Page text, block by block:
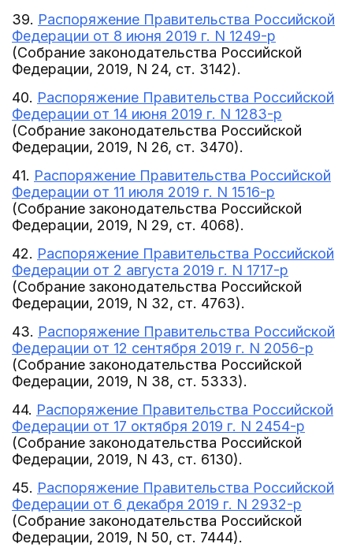
39. Распоряжение Правительства Российской
Федерации от 8 июня 2019 г. N 1249-р
(Собрание законодательства Российской
Федерации, 2019, N 24, ст. 3142).
40. Распоряжение Правительства Российской
Федерации от 14 июня 2019 г. N 1283-р
(Собрание законодательства Российской
Федерации, 2019, N 26, ст. 3470).
41. Распоряжение Правительства Российской
Федерации от 11 июля 2019 г. N 1516-р
(Собрание законодательства Российской
Федерации, 2019, N 29, ст. 4068).
42. Распоряжение Правительства Российской
Федерации от 2 августа 2019 г. N 1717-р
(Собрание законодательства Российской
Федерации, 2019, N 32, ст. 4763).
43. Распоряжение Правительства Российской
Федерации от 12 сентября 2019 г. N 2056-р
(Собрание законодательства Российской
Федерации, 2019, N 38, ст. 5333).
44. Распоряжение Правительства Российской
Федерации от 17 октября 2019 г. N 2454-р
(Собрание законодательства Российской
Федерации, 2019, N 43, ст. 6130).
45. Распоряжение Правительства Российской
Федерации от 6 декабря 2019 г. N 2932-р
(Собрание законодательства Российской
Федерации, 2019, N 50, ст. 7444).